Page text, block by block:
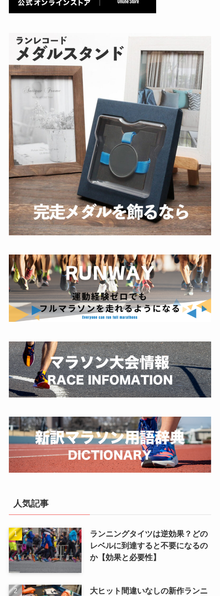
人気記事
ランニングタイツは逆効果？どの
レベルに到達すると不要になるの
か【効果と必要性】
大ヒット間違いなしの新作ランニ